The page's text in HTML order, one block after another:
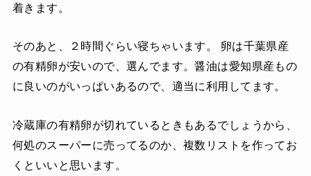
着きます。
そのあと、２時間ぐらい寝ちゃいます。 卵は千葉県産
の有精卵が安いので、選んでます。醤油は愛知県産もの
に良いのがいっぱいあるので、適当に利用してます。
冷蔵庫の有精卵が切れているときもあるでしょうから、
何処のスーパーに売ってるのか、複数リストを作ってお
くといいと思います。